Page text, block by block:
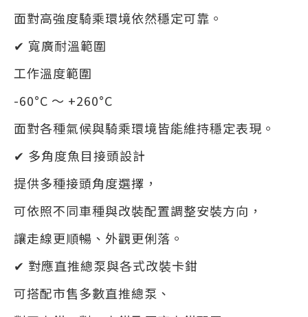
面對高強度騎乘環境依然穩定可靠。
✔ 寬廣耐溫範圍
工作溫度範圍
-60°C ～ +260°C
面對各種氣候與騎乘環境皆能維持穩定表現。
✔ 多角度魚目接頭設計
提供多種接頭角度選擇，
可依照不同車種與改裝配置調整安裝方向，
讓走線更順暢、外觀更俐落。
✔ 對應直推總泵與各式改裝卡鉗
可搭配市售多數直推總泵、